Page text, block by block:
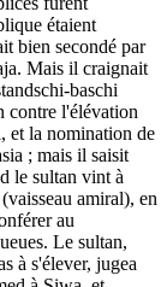
étaient
bien secondé par
Mais il craignait
baschi
contre l'élévation
et la nomination de
; mais il saisit
le sultan vint à
amiral), en
au
Le sultan,
à s'élever, jugea